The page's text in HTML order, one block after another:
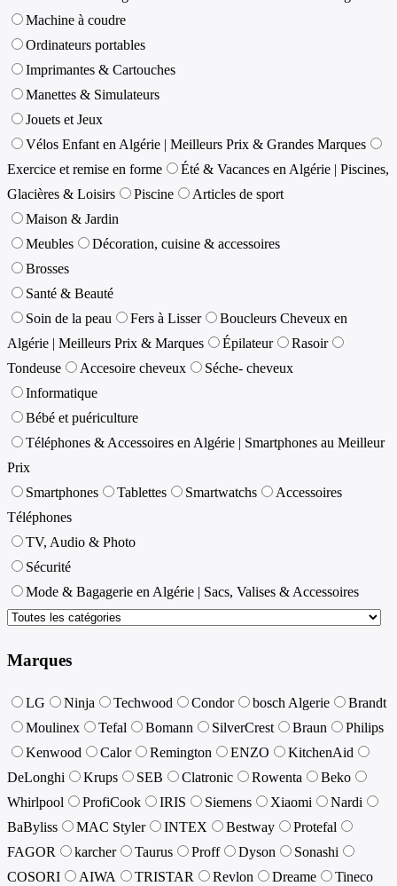
Machine à coudre
Ordinateurs portables
Imprimantes & Cartouches
Manettes & Simulateurs
Jouets et Jeux
Vélos Enfant en Algérie | Meilleurs Prix & Grandes Marques
Exercice et remise en forme
Été & Vacances en Algérie | Piscines,
Glacières & Loisirs
Piscine
Articles de sport
Maison & Jardin
Meubles
Décoration, cuisine & accessoires
Brosses
Santé & Beauté
Soin de la peau
Fers à Lisser
Boucleurs Cheveux en
Algérie | Meilleurs Prix & Marques
Épilateur
Rasoir
Tondeuse
Accesoire cheveux
Séche- cheveux
Informatique
Bébé et puériculture
Téléphones & Accessoires en Algérie | Smartphones au Meilleur
Prix
Smartphones
Tablettes Smartwatchs
Accessoires
Téléphones
TV, Audio & Photo
Sécurité
Mode & Bagagerie en Algérie | Sacs, Valises & Accessoires
Marques
LG Ninja Techwood Condor bosch Algerie
Brandt
Moulinex
Tefal Bomann SilverCrest Braun
Philips
Kenwood
Calor Remington ENZO
KitchenAid
DeLonghi
Krups SEB Clatronic Rowenta
Beko
Whirlpool
ProfiCook IRIS Siemens Xiaomi
Nardi
BaByliss
MAC Styler INTEX Bestway
Protefal
FAGOR
karcher Taurus Proff Dyson
Sonashi
COSORI
AIWA TRISTAR Revlon Dreame
Tineco